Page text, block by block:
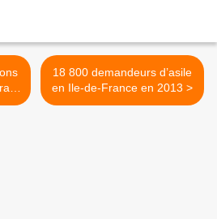
18 800 demandeurs d’asile
en Ile-de-France en 2013 >